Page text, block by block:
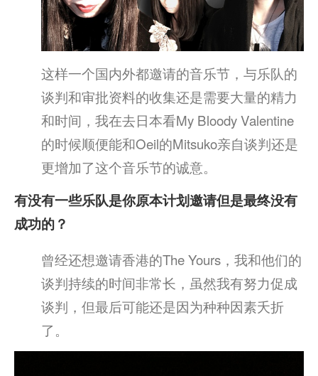
这样一个国内外都邀请的音乐节，与乐队的
谈判和审批资料的收集还是需要大量的精力
和时间，我在去日本看My Bloody Valentine
的时候顺便能和Oeil的Mitsuko亲自谈判还是
更增加了这个音乐节的诚意。
有没有一些乐队是你原本计划邀请但是最终没有
成功的？
曾经还想邀请香港的The Yours，我和他们的
谈判持续的时间非常长，虽然我有努力促成
谈判，但最后可能还是因为种种因素夭折
了。